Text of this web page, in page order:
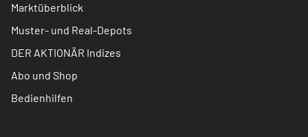
Marktüberblick
Muster- und Real-Depots
DER AKTIONÄR Indizes
Abo und Shop
Bedienhilfen